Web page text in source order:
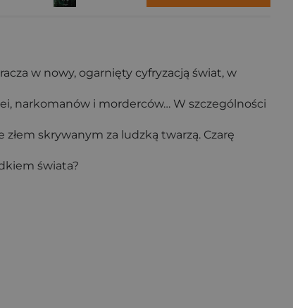
w nowy, ogarnięty cyfryzacją świat, w
narkomanów i morderców… W szczególności
skrywanym za ludzką twarzą. Czarę
świata?